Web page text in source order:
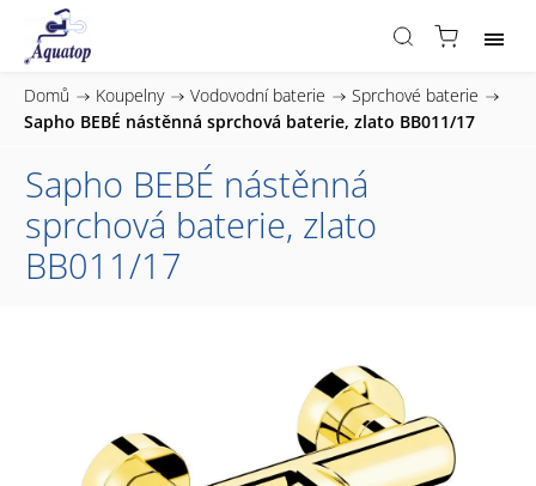
Domů / Koupelny / Vodovodní baterie / Sprchové baterie /
Sapho BEBÉ nástěnná sprchová baterie, zlato BB011/17
Sapho BEBÉ nástěnná
sprchová baterie, zlato
BB011/17